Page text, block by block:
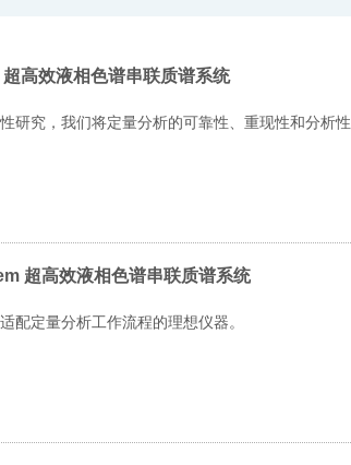
高效液相色谱串联质谱系统
研究，我们将定量分析的可靠性、重现性和分析性
超高效液相色谱串联质谱系统
配定量分析工作流程的理想仪器。